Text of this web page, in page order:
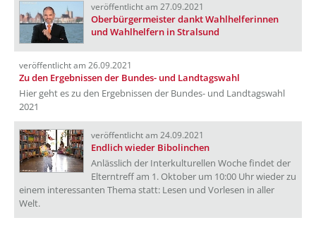
veröffentlicht am 27.09.2021
Oberbürgermeister dankt Wahlhelferinnen
und Wahlhelfern in Stralsund
veröffentlicht am 26.09.2021
Zu den Ergebnissen der Bundes- und Landtagswahl
Hier geht es zu den Ergebnissen der Bundes- und Landtagswahl
2021
veröffentlicht am 24.09.2021
Endlich wieder Bibolinchen
Anlässlich der Interkulturellen Woche findet der
Elterntreff am 1. Oktober um 10:00 Uhr wieder zu
einem interessanten Thema statt: Lesen und Vorlesen in aller
Welt.